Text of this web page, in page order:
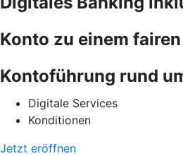
Konto zu einem
Kontoführung rund
Digitale Services
Konditionen
Jetzt eröffnen